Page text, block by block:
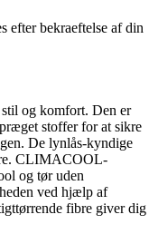
efter bekraeftelse af din
og komfort. Den er
stoffer for at sikre
De lynlås-kyndige
CLIMACOOL-
og tør uden
ved hjælp af
fibre giver dig